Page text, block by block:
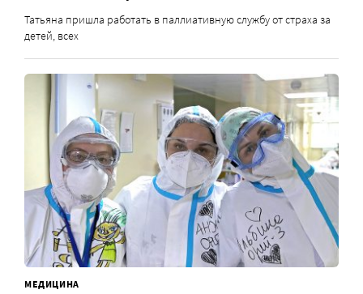
Татьяна пришла работать в паллиативную службу от страха за
детей, всех
МЕДИЦИНА